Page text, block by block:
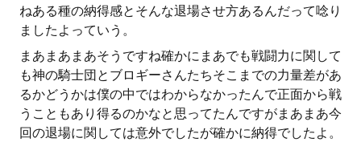
ねある種の納得感とそんな退場させ方あるんだって唸り
ましたよっていう。
まあまあまあそうですね確かにまあでも戦闘力に関して
も神の騎士団とブロギーさんたちそこまでの力量差があ
るかどうかは僕の中ではわからなかったんで正面から戦
うこともあり得るのかなと思ってたんですがまあまあ今
回の退場に関しては意外でしたが確かに納得でしたよ。